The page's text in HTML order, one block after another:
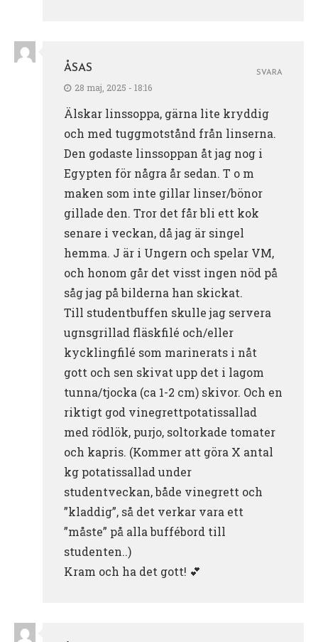
ÅSAS
28 maj, 2025 - 18:16
Älskar linssoppa, gärna lite kryddig
och med tuggmotstånd från linserna.
Den godaste linssoppan åt jag nog i
Egypten för några år sedan. T o m
maken som inte gillar linser/bönor
gillade den. Tror det får bli ett kok
senare i veckan, då jag är singel
hemma. J är i Ungern och spelar VM,
och honom går det visst ingen nöd på
såg jag på bilderna han skickat.
Till studentbuffen skulle jag servera
ugnsgrillad fläskfilé och/eller
kycklingfilé som marinerats i nåt
gott och sen skivat upp det i lagom
tunna/tjocka (ca 1-2 cm) skivor. Och en
riktigt god vinegrettpotatissallad
med rödlök, purjo, soltorkade tomater
och kapris. (Kommer att göra X antal
kg potatissallad under
studentveckan, både vinegrett och
”kladdig”, så det verkar vara ett
”måste” på alla buffébord till
studenten..)
Kram och ha det gott! 💕
SVARA